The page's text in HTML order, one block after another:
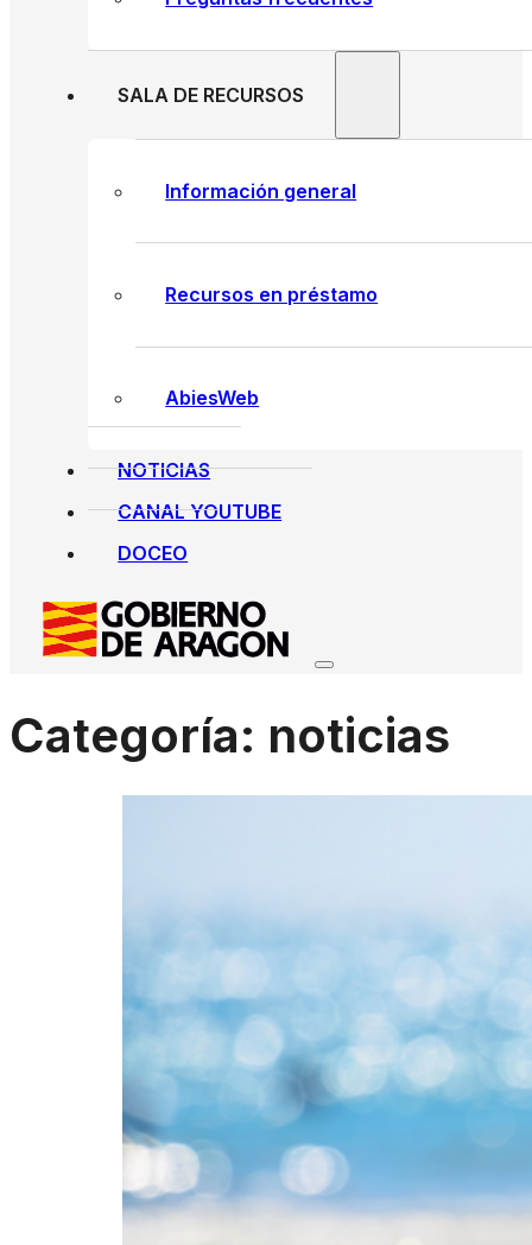
SALA DE RECURSOS
Información general
Recursos en préstamo
AbiesWeb
NOTICIAS
CANAL YOUTUBE
DOCEO
Categoría: noticias